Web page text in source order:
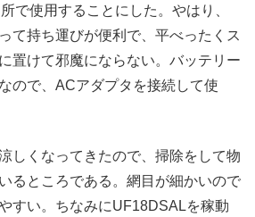
で使用することにした。やはり、
て持ち運びが便利で、平べったくス
置けて邪魔にならない。バッテリー
ので、ACアダプタを接続して使
しくなってきたので、掃除をして物
るところである。網目が細かいので
すい。ちなみにUF18DSALを稼動